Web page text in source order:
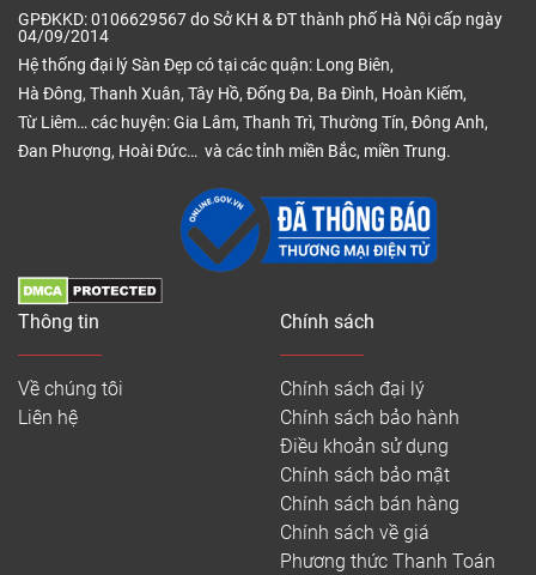
GPĐKKD: 0106629567 do Sở KH & ĐT thành phố Hà Nội cấp ngày
04/09/2014
Hệ thống đại lý Sàn Đẹp có tại các quận: Long Biên,
Hà Đông, Thanh Xuân, Tây Hồ, Đống Đa, Ba Đình, Hoàn Kiếm,
Từ Liêm… các huyện: Gia Lâm, Thanh Trì, Thường Tín, Đông Anh,
Đan Phượng, Hoài Đức… và các tỉnh miền Bắc, miền Trung.
Thông tin
Về chúng tôi
Liên hệ
Chính sách
Chính sách đại lý
Chính sách bảo hành
Điều khoản sử dụng
Chính sách bảo mật
Chính sách bán hàng
Chính sách về giá
Phương thức Thanh Toán